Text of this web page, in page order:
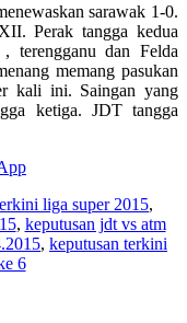
sarawak 1-0.
Perak tangga kedua
terengganu dan Felda
memang pasukan
kali ini. Saingan yang
ketiga. JDT tangga
liga super 2015,
, keputusan jdt vs atm
, keputusan terkini
6